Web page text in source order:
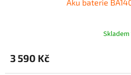
Aku baterie
3 590 Kč